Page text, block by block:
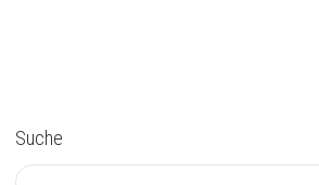
Suche